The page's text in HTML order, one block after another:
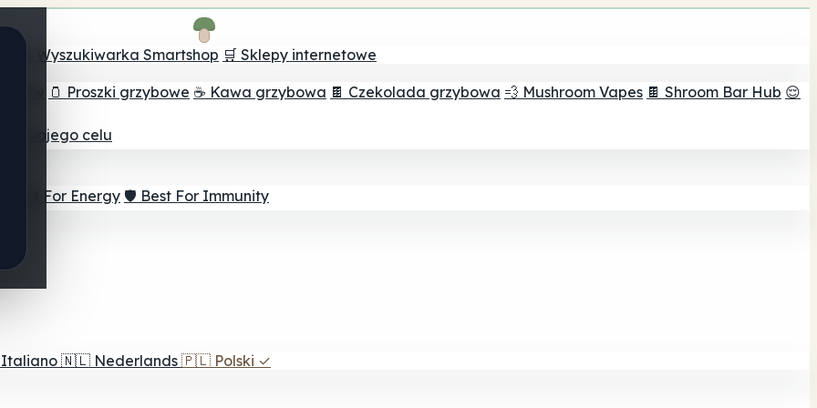
🔮 Wyszukiwarka Smartshop 🛒 Sklepy internetowe
🫙 Proszki grzybowe ☕ Kawa grzybowa 🍫 Czekolada grzybowa 💨 Mushroom Vapes 🍫 Shroom Bar Hub 😌
twojego celu
⚡ Best For Energy 🛡️ Best For Immunity
Italiano 🇳🇱 Nederlands 🇵🇱 Polski ✓